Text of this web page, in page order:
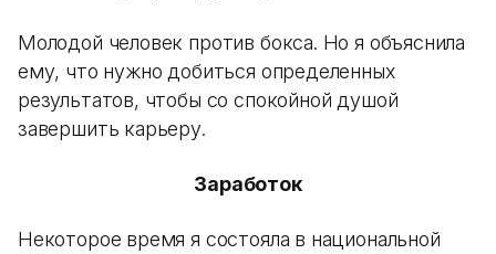
Молодой человек против бокса. Но я объяснила
ему, что нужно добиться определенных
результатов, чтобы со спокойной душой
завершить карьеру.
Заработок
Некоторое время я состояла в национальной